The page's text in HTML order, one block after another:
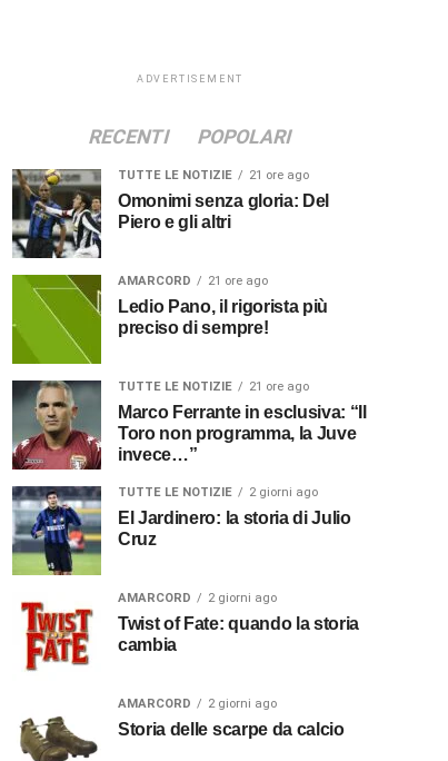
ADVERTISEMENT
RECENTI POPOLARI
TUTTE LE NOTIZIE 21 ore ago
Omonimi senza gloria: Del
Piero e gli altri
AMARCORD 21 ore ago
Ledio Pano, il rigorista più
preciso di sempre!
TUTTE LE NOTIZIE 21 ore ago
Marco Ferrante in esclusiva: “Il
Toro non programma, la Juve
invece…”
TUTTE LE NOTIZIE 2 giorni ago
El Jardinero: la storia di Julio
Cruz
AMARCORD 2 giorni ago
Twist of Fate: quando la storia
cambia
AMARCORD 2 giorni ago
Storia delle scarpe da calcio